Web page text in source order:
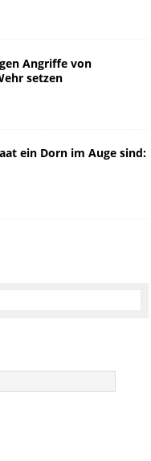
Angriffe von
setzen
ein Dorn im Auge sind: